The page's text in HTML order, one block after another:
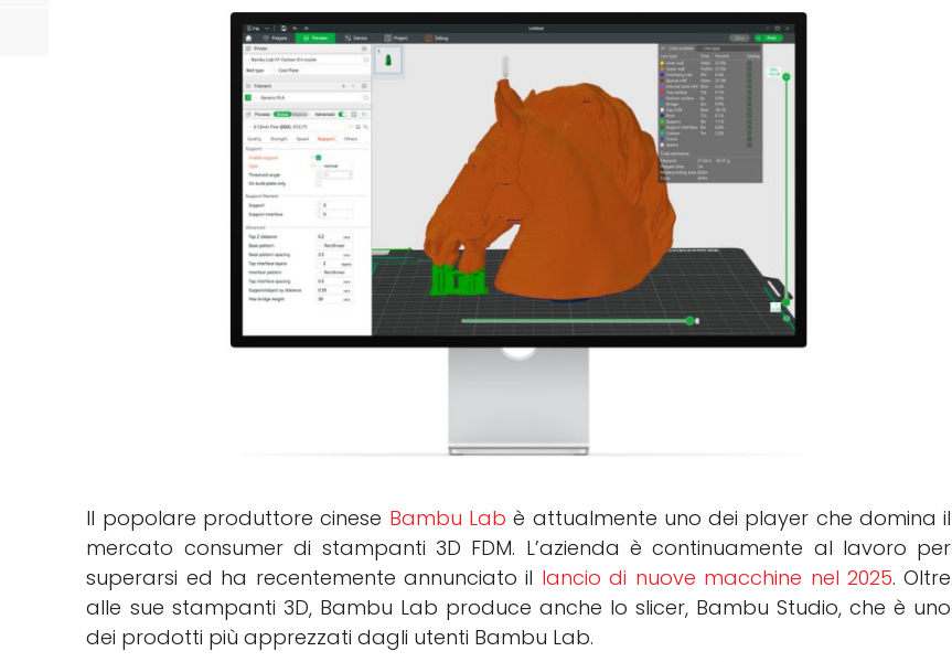
Software 3D
Il popolare produttore cinese Bambu Lab è attualmente uno dei player che domina il
mercato consumer di stampanti 3D FDM. L’azienda è continuamente al lavoro per
superarsi ed ha recentemente annunciato il lancio di nuove macchine nel 2025. Oltre
alle sue stampanti 3D, Bambu Lab produce anche lo slicer, Bambu Studio, che è uno
dei prodotti più apprezzati dagli utenti Bambu Lab.